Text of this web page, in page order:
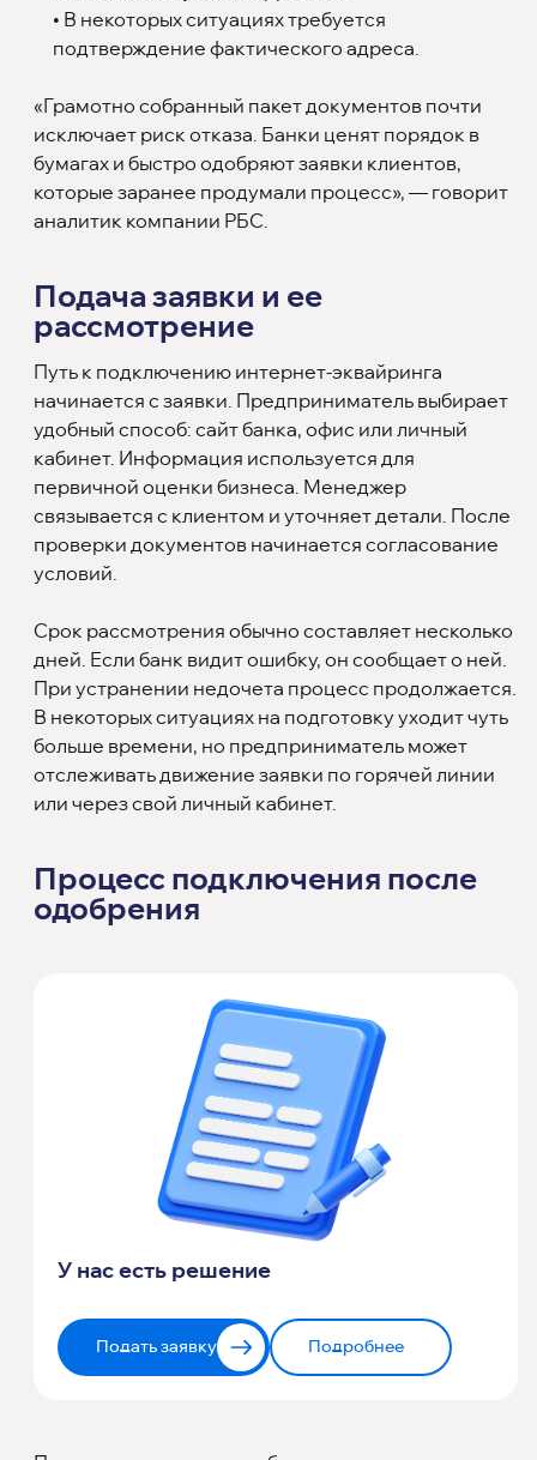
• В некоторых ситуациях требуется
подтверждение фактического адреса.
«Грамотно собранный пакет документов почти
исключает риск отказа. Банки ценят порядок в
бумагах и быстро одобряют заявки клиентов,
которые заранее продумали процесс», — говорит
аналитик компании РБС.
Подача заявки и ее
рассмотрение
Путь к подключению интернет-эквайринга
начинается с заявки. Предприниматель выбирает
удобный способ: сайт банка, офис или личный
кабинет. Информация используется для
первичной оценки бизнеса. Менеджер
связывается с клиентом и уточняет детали. После
проверки документов начинается согласование
условий.
Срок рассмотрения обычно составляет несколько
дней. Если банк видит ошибку, он сообщает о ней.
При устранении недочета процесс продолжается.
В некоторых ситуациях на подготовку уходит чуть
больше времени, но предприниматель может
отслеживать движение заявки по горячей линии
или через свой личный кабинет.
Процесс подключения после
одобрения
У нас есть решение
Подать заявку Подробнее